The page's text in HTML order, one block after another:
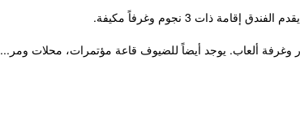
ذات 3 نجوم وغرفاً مكيفة.
وغرفة ألعاب. يوجد أيضاً للضيوف قاعة مؤتمرات، محلات ومر...